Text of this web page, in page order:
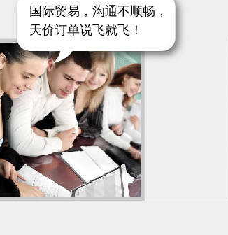
国际贸易，沟通不顺畅，
天价订单说飞就飞！